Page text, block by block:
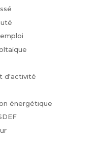
d'activité
énergétique